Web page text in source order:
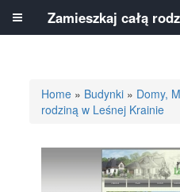
Home » Budynki » Domy,
rodziną w Leśnej Krainie
Zamieszkaj całą